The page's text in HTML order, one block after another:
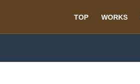
TOP WORKS